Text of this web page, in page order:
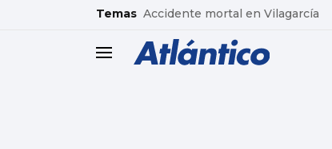
common.go-to-content
Temas Accidente mortal en Vilagarcía
header.menu.open